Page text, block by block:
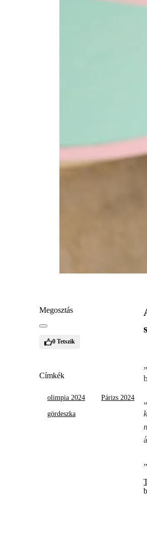
Megosztás
0 Tetszik
Címkék
olimpia 2024 Párizs 2024
gördeszka